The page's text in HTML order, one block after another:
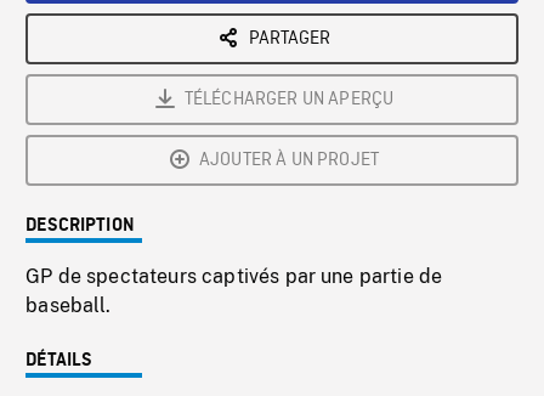
PARTAGER
TÉLÉCHARGER UN APERÇU
AJOUTER À UN PROJET
DESCRIPTION
GP de spectateurs captivés par une partie de
baseball.
DÉTAILS